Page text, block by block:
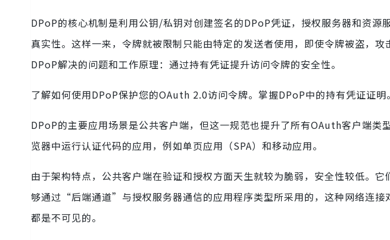
DPoP的核心机制是利用公钥/私钥对创建签名的DPoP凭证，授权服务器和资源
真实性。这样一来，令牌就被限制只能由特定的发送者使用，即使令牌被盗，
DPoP解决的问题和工作原理：通过持有凭证提升访问令牌的安全性。
了解如何使用DPoP保护您的OAuth 2.0访问令牌。掌握DPoP中的持有凭证证明。
DPoP的主要应用场景是公共客户端，但这一规范也提升了所有OAuth客户端类
览器中运行认证代码的应用，例如单页应用（SPA）和移动应用。
由于架构特点，公共客户端在验证和授权方面天生就较为脆弱，安全性较低。
够通过“后端通道”与授权服务器通信的应用程序类型所采用的，这种网络连接
都是不可见的。